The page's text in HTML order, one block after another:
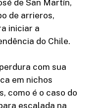
de San Martín,
de arrieros,
iniciar a
do Chile.
com sua
em nichos
como é o caso do
escalada na